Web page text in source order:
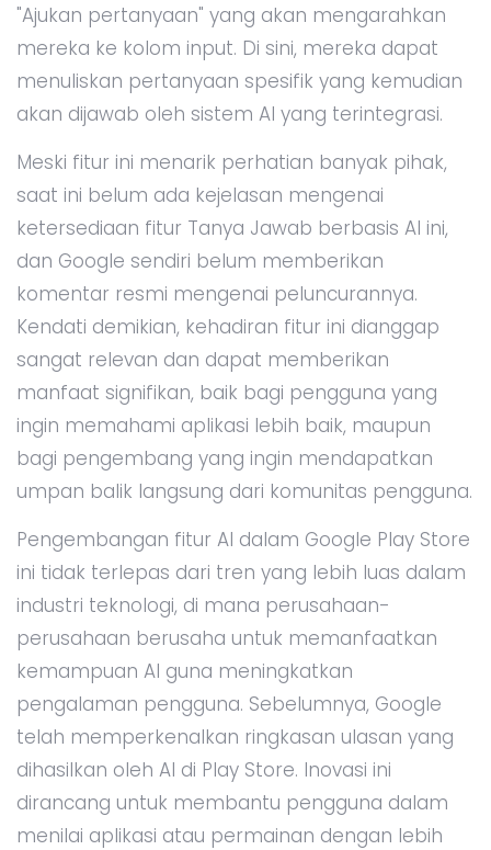
"Ajukan pertanyaan" yang akan mengarahkan
mereka ke kolom input. Di sini, mereka dapat
menuliskan pertanyaan spesifik yang kemudian
akan dijawab oleh sistem AI yang terintegrasi.
Meski fitur ini menarik perhatian banyak pihak,
saat ini belum ada kejelasan mengenai
ketersediaan fitur Tanya Jawab berbasis AI ini,
dan Google sendiri belum memberikan
komentar resmi mengenai peluncurannya.
Kendati demikian, kehadiran fitur ini dianggap
sangat relevan dan dapat memberikan
manfaat signifikan, baik bagi pengguna yang
ingin memahami aplikasi lebih baik, maupun
bagi pengembang yang ingin mendapatkan
umpan balik langsung dari komunitas pengguna.
Pengembangan fitur AI dalam Google Play Store
ini tidak terlepas dari tren yang lebih luas dalam
industri teknologi, di mana perusahaan-
perusahaan berusaha untuk memanfaatkan
kemampuan AI guna meningkatkan
pengalaman pengguna. Sebelumnya, Google
telah memperkenalkan ringkasan ulasan yang
dihasilkan oleh AI di Play Store. Inovasi ini
dirancang untuk membantu pengguna dalam
menilai aplikasi atau permainan dengan lebih